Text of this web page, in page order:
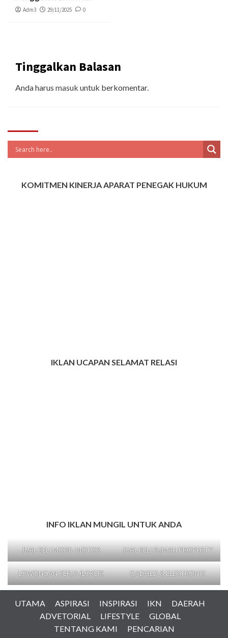
Adm3 29/11/2025 0
Tinggalkan Balasan
Anda harus masuk untuk berkomentar.
KOMITMEN KINERJA APARAT PENEGAK HUKUM
IKLAN UCAPAN SELAMAT RELASI
INFO IKLAN MUNGIL UNTUK ANDA
JUAL BELI MOBIL-MOTOR JUAL BELI RUMAH PROPERTY
LOWONGAN KERJA (LOKER) GADGED & ELEKTRONIK
UTAMA ASPIRASI INSPIRASI IKN
DAERAH
ADVETORIAL
LIFESTYLE
GLOBAL
TENTANG KAMI
PENCARIAN